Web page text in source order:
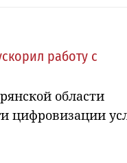
работу с
области
цифровизации